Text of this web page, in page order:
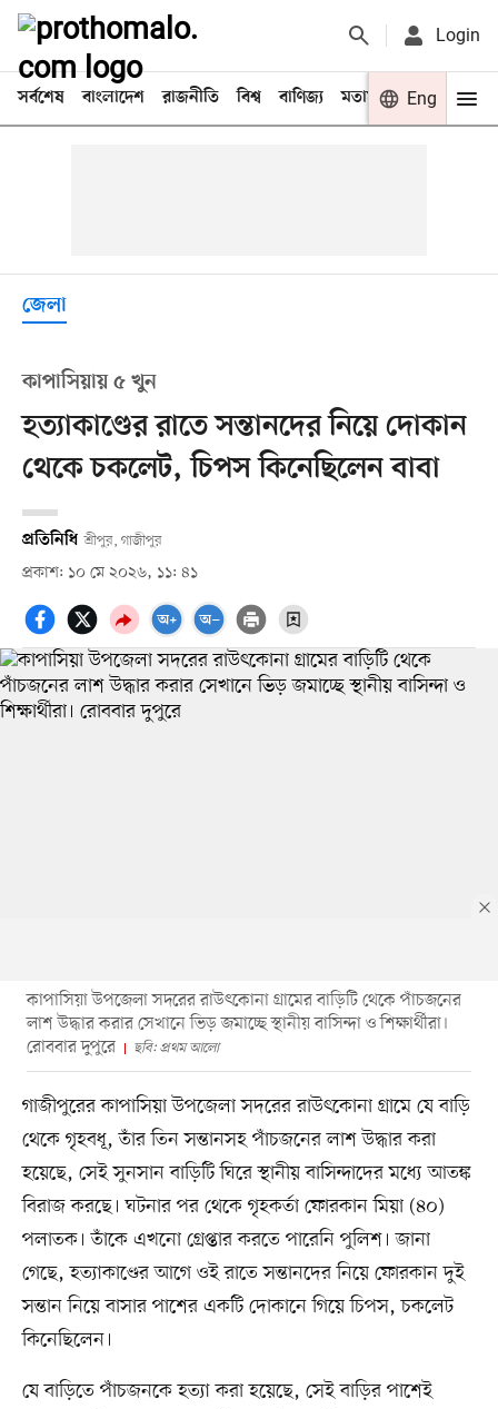
Login
সর্বশেষ বাংলাদেশ রাজনীতি বিশ্ব বাণিজ্য মতামত খেলা
Eng
জেলা
কাপাসিয়ায় ৫ খুন
হত্যাকাণ্ডের রাতে সন্তানদের নিয়ে দোকান
থেকে চকলেট, চিপস কিনেছিলেন বাবা
প্রতিনিধি শ্রীপুর, গাজীপুর
প্রকাশ: ১০ মে ২০২৬, ১১: ৪১
কাপাসিয়া উপজেলা সদরের রাউৎকোনা গ্রামের বাড়িটি থেকে পাঁচজনের
লাশ উদ্ধার করার সেখানে ভিড় জমাচ্ছে স্থানীয় বাসিন্দা ও শিক্ষার্থীরা।
রোববার দুপুরে
ছবি: প্রথম আলো
গাজীপুরের কাপাসিয়া উপজেলা সদরের রাউৎকোনা গ্রামে যে বাড়ি
থেকে গৃহবধূ, তাঁর তিন সন্তানসহ পাঁচজনের লাশ উদ্ধার করা
হয়েছে, সেই সুনসান বাড়িটি ঘিরে স্থানীয় বাসিন্দাদের মধ্যে আতঙ্ক
বিরাজ করছে। ঘটনার পর থেকে গৃহকর্তা ফোরকান মিয়া (৪০)
পলাতক। তাঁকে এখনো গ্রেপ্তার করতে পারেনি পুলিশ। জানা
গেছে, হত্যাকাণ্ডের আগে ওই রাতে সন্তানদের নিয়ে ফোরকান দুই
সন্তান নিয়ে বাসার পাশের একটি দোকানে গিয়ে চিপস, চকলেট
কিনেছিলেন।
যে বাড়িতে পাঁচজনকে হত্যা করা হয়েছে, সেই বাড়ির পাশেই